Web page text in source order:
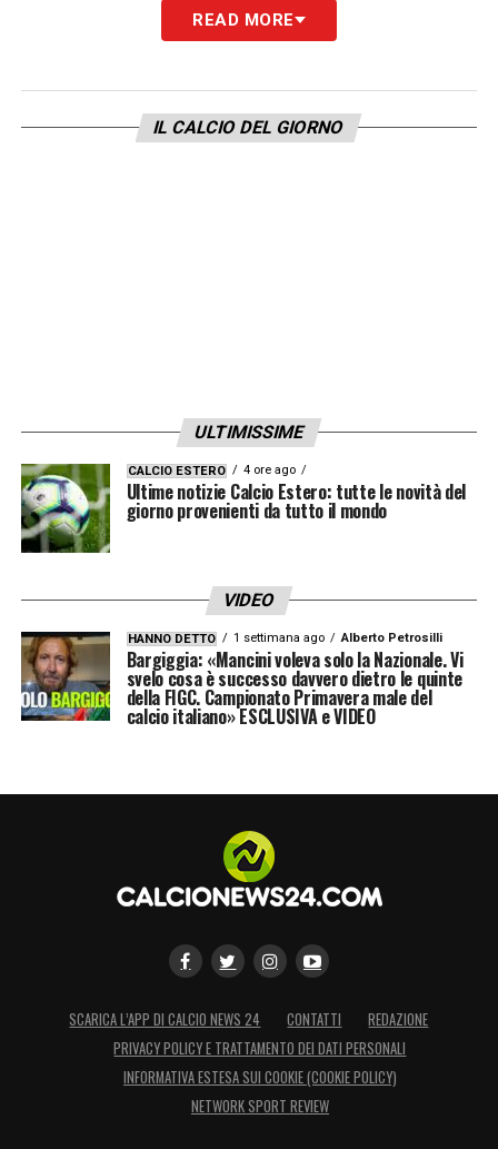
anche incontrarci. Il ragazzo è tranquillo.
L’episodio in sé crea allarme e provoca
sconcerto. Io credo che la città di Napoli sia
una delle città più accoglienti al mondo,
alla squadra».
LA PLAYLIST DELLE NOSTRE TOP NEWS
READ MORE
IL CALCIO DEL GIORNO
ULTIMISSIME
CALCIO ESTERO 4 ore ago
Ultime notizie Calcio Estero: tutte le novità del
giorno provenienti da tutto il mondo
VIDEO
HANNO DETTO 1 settimana ago Alberto Petrosilli
Bargiggia: «Mancini voleva solo la Nazionale. Vi
svelo cosa è successo davvero dietro le quinte
della FIGC. Campionato Primavera male del
calcio italiano» ESCLUSIVA e VIDEO
SCARICA L’APP DI CALCIO NEWS 24 CONTATTI
REDAZIONE
PRIVACY POLICY E TRATTAMENTO DEI DATI PERSONALI
INFORMATIVA ESTESA SUI COOKIE (COOKIE POLICY)
NETWORK SPORT REVIEW